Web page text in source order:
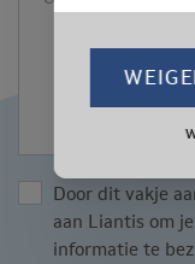
Door dit vakje
aan Liantis om
informatie te